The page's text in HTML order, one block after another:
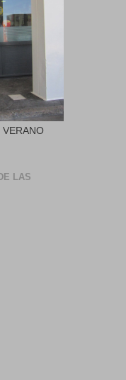
VERANO
LAS